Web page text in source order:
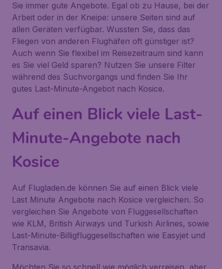
Sie immer gute Angebote. Egal ob zu Hause, bei der
Arbeit oder in der Kneipe: unsere Seiten sind auf
allen Geräten verfügbar. Wussten Sie, dass das
Fliegen von anderen Flughäfen oft günstiger ist?
Auch wenn Sie flexibel im Reisezeitraum sind kann
es Sie viel Geld sparen? Nutzen Sie unsere Filter
während des Suchvorgangs und finden Sie Ihr
gutes Last-Minute-Angebot nach Kosice.
Auf einen Blick viele Last-
Minute-Angebote nach
Kosice
Auf Flugladen.de können Sie auf einen Blick viele
Last Minute Angebote nach Kosice vergleichen. So
vergleichen Sie Angebote von Fluggesellschaften
wie KLM, British Airways und Turkish Airlines, sowie
Last-Minute-Billigfluggesellschaften wie Easyjet und
Transavia.
Möchten Sie so schnell wie möglich verreisen, aber